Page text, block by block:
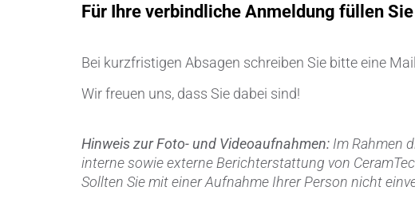
Für Ihre verbindliche Anmeldung füllen
Bei kurzfristigen Absagen schreiben Sie bitte eine
Wir freuen uns, dass Sie dabei sind!
Hinweis zur Foto- und Videoaufnahmen: Im Rahmen
interne sowie externe Berichterstattung von
Sollten Sie mit einer Aufnahme Ihrer Person nicht